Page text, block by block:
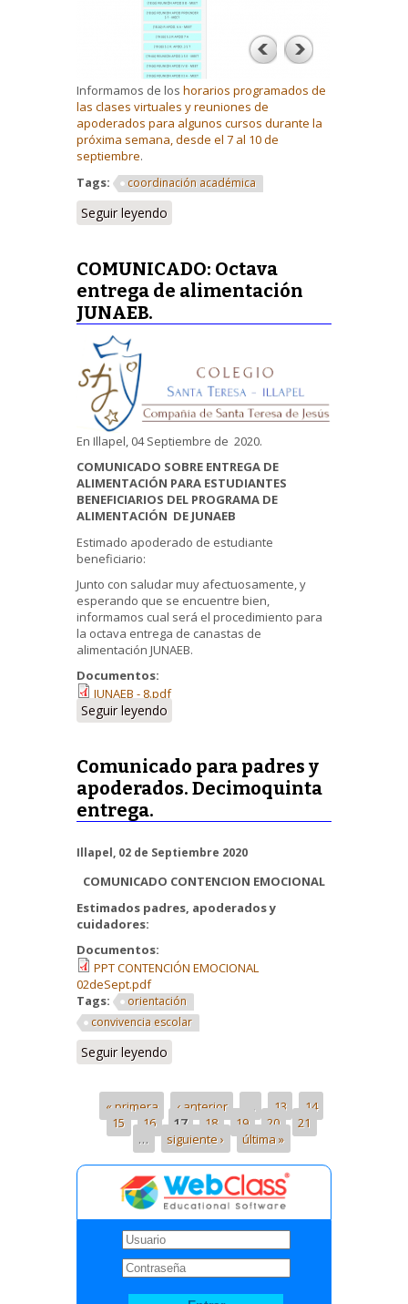
Informamos de los horarios programados de
las clases virtuales y reuniones de
apoderados para algunos cursos durante la
próxima semana, desde el 7 al 10 de
septiembre.
Tags:
coordinación académica
Seguir leyendo
COMUNICADO: Octava
entrega de alimentación
JUNAEB.
En Illapel, 04 Septiembre de 2020.
COMUNICADO SOBRE ENTREGA DE
ALIMENTACIÓN PARA ESTUDIANTES
BENEFICIARIOS DEL PROGRAMA DE
ALIMENTACIÓN DE JUNAEB
Estimado apoderado de estudiante
beneficiario:
Junto con saludar muy afectuosamente, y
esperando que se encuentre bien,
informamos cual será el procedimiento para
la octava entrega de canastas de
alimentación JUNAEB.
Documentos:
JUNAEB - 8.pdf
Seguir leyendo
Comunicado para padres y
apoderados. Decimoquinta
entrega.
Illapel, 02 de Septiembre 2020
COMUNICADO CONTENCION EMOCIONAL
Estimados padres, apoderados y
cuidadores:
Documentos:
PPT CONTENCIÓN EMOCIONAL
02deSept.pdf
Tags:
orientación
convivencia escolar
Seguir leyendo
« primera ‹ anterior … 13
14
15
16 17 18 19 20
21
…
siguiente › última »